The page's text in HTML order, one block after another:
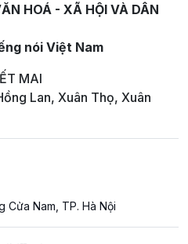
HOÁ - XÃ HỘI VÀ DÂN
nói Việt Nam
MAI
Lan, Xuân Thọ, Xuân
Cửa Nam, TP. Hà Nội